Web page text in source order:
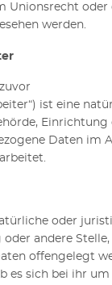
Unionsrecht oder
werden.
ist eine
Einrichtung
Daten im
oder
andere Stelle,
offengelegt
es sich bei ihr